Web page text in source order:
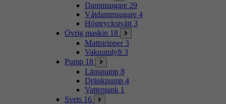
Dammsugare 29
Våtdammsugare 4
Högtryckstvätt 3
Övrig maskin 18
Mattstripper 3
Vakuumlyft 3
Pump 18
Länspump 8
Dränkpump 4
Vattentank 1
Svets 16